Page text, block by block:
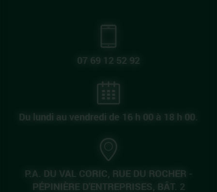
07 69 12 52 92
Du lundi au vendredi de 16 h 00 à 18 h 00.
P.A. DU VAL CORIC, RUE DU ROCHER -
PÉPINIÈRE D'ENTREPRISES, BÂT. 2